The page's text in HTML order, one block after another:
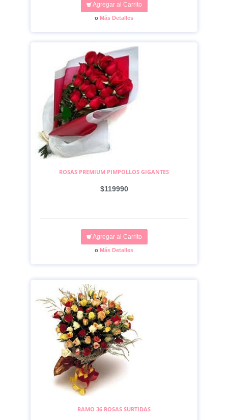
Agregar al Carrito
o Más Detalles
ROSAS PREMIUM PIMPOLLOS GIGANTES
$119990
Agregar al Carrito
o Más Detalles
RAMO 36 ROSAS SURTIDAS